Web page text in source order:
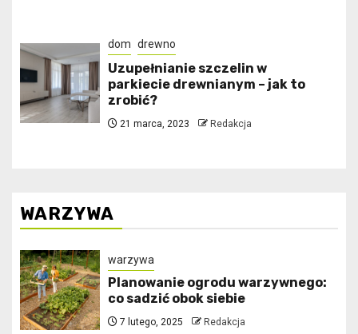
dom drewno
Uzupełnianie szczelin w
parkiecie drewnianym – jak to
zrobić?
21 marca, 2023 Redakcja
WARZYWA
warzywa
Planowanie ogrodu warzywnego:
co sadzić obok siebie
7 lutego, 2025 Redakcja